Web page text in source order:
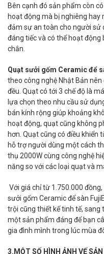
Bên cạnh đó sản phẩm còn
hoạt động mà bị nghiêng hay
đảm sự an toàn cho người sử
đáng tiếc và có thể hoạt
chắn.
Quạt sưởi gốm Ceramic để
theo công nghệ Nhật Bản
đều. Quạt có tới 3 chế độ là
lựa chọn theo nhu cầu sử
bán kính rộng giúp khoảng
hoạt động, quạt cũng không
hơn. Quạt cũng có điều khiển
hỗ trợ người dùng một cách
thụ 2000W cùng công nghệ
năng so với các loại quạt và
Với giá chỉ từ 1.750.000
sưởi gốm Ceramic để sàn
trội cũng thiết kế tinh tế, sang
một sản phẩm đáng để bạn
gia đình mình trong lúc mùa
3.MỘT SỐ HÌNH ẢNH VẾ